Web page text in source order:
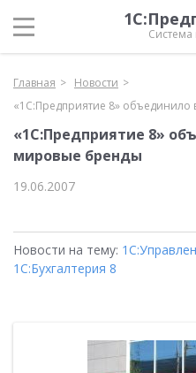
Главная
Новости
«1С:Предприятие 8»
«1С:Предприятие 8»
мировые бренды
19.06.2007
Новости на тему:
1С:Бухгалтерия 8